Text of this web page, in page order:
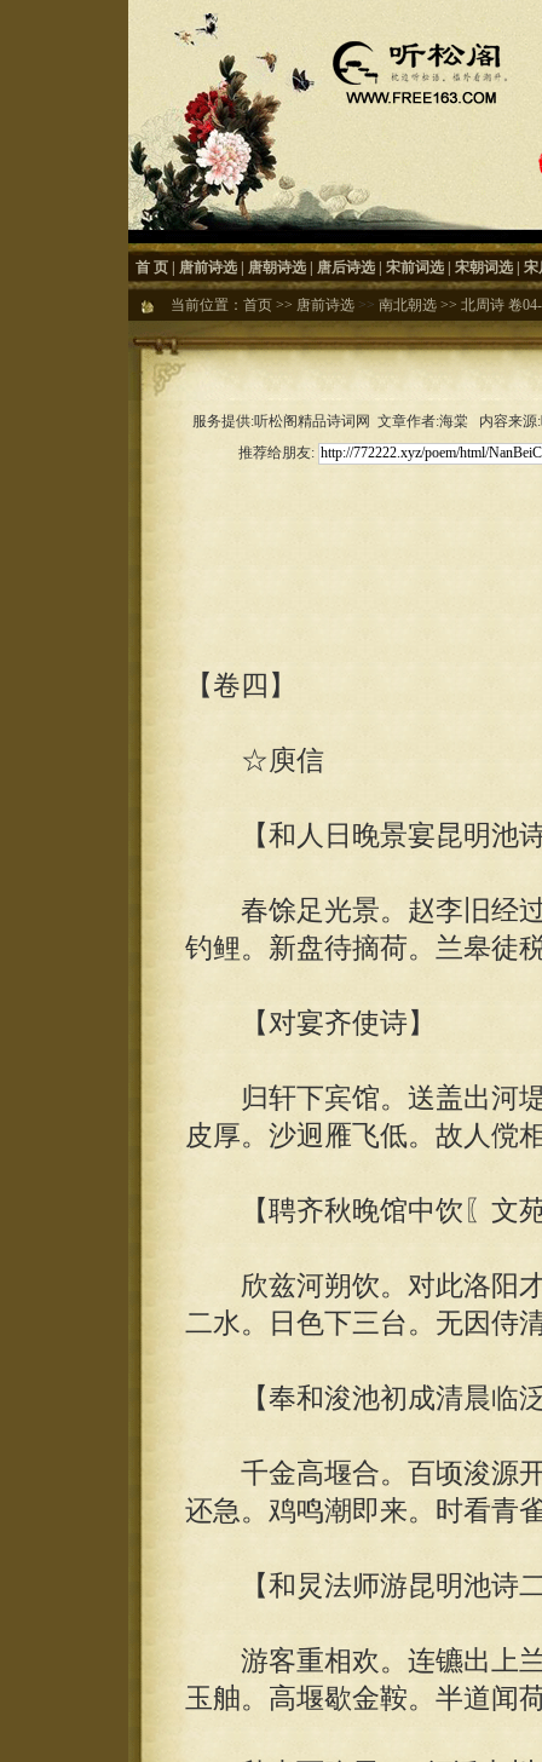
首 页 唐前诗选 唐朝诗选 唐后诗选 宋前词选 宋朝词选 宋
当前位置： 首页 >> 唐前诗选 >> 南北朝选 >> 北周诗 卷
服务提供:听松阁精品诗词网 文章作者:海棠 内容来
推荐给朋友:
【卷四】
☆庾信
【和人日晚景宴昆明池
春馀足光景。赵李旧经过
钓鲤。新盘待摘荷。兰皋徒
【对宴齐使诗】
归轩下宾馆。送盖出河堤
皮厚。沙迥雁飞低。故人傥
【聘齐秋晚馆中饮〖文苑
欣兹河朔饮。对此洛阳才
二水。日色下三台。无因侍
【奉和浚池初成清晨临
千金高堰合。百顷浚源开
还急。鸡鸣潮即来。时看青
【和炅法师游昆明池诗
游客重相欢。连镳出上兰
玉舳。高堰歇金鞍。半道闻